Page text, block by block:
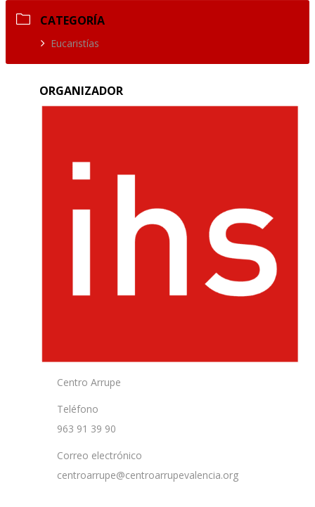
CATEGORÍA
Eucaristías
ORGANIZADOR
Centro Arrupe
Teléfono
963 91 39 90
Correo electrónico
centroarrupe@centroarrupevalencia.org